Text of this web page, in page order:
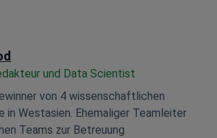
und Data Scientist
von 4 wissenschaftlichen
in Westasien. Ehemaliger Teamleiter
Teams zur Betreuung